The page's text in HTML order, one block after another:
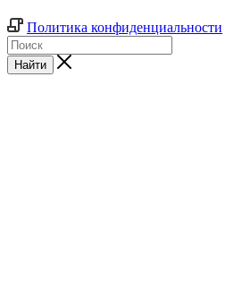
Политика конфиденциальности
Найти